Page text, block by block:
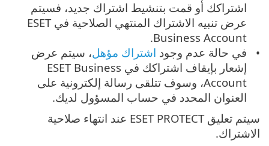
اشتراكك أو قمت بتنشيط اشتراك جديد، فسيتم
عرض تنبيه الاشتراك المنتهي الصلاحية في ESET
Business Account.
في حالة عدم وجود اشتراك مؤهل، سيتم عرض
إشعار بإيقاف اشتراكك في ESET Business
Account، وسوف تتلقى رسالة إلكترونية على
العنوان المحدد في حساب المسؤول لديك.
سيتم تعليق ESET PROTECT عند انتهاء صلاحية
الاشتراك.